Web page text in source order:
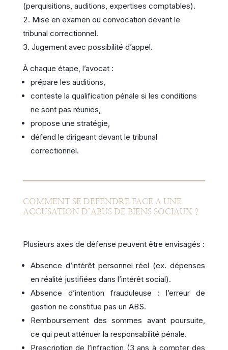
(perquisitions, auditions, expertises comptables).
Mise en examen ou convocation devant le
tribunal correctionnel.
Jugement avec possibilité d’appel.
À chaque étape, l’avocat :
prépare les auditions,
conteste la qualification pénale si les conditions
ne sont pas réunies,
propose une stratégie,
défend le dirigeant devant le tribunal
correctionnel.
COMMENT SE DEFENDRE FACE A UNE
ACCUSATION D’ABUS DE BIENS SOCIAUX ?
Plusieurs axes de défense peuvent être envisagés :
Absence d’intérêt personnel réel (ex. dépenses
en réalité justifiées dans l’intérêt social).
Absence d’intention frauduleuse : l’erreur de
gestion ne constitue pas un ABS.
Remboursement des sommes avant poursuite,
ce qui peut atténuer la responsabilité pénale.
Prescription de l’infraction (3 ans à compter des